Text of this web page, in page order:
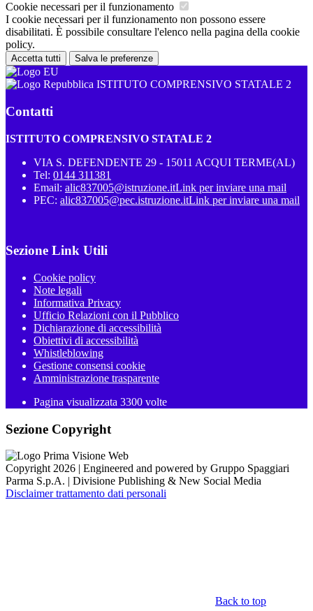
Cookie necessari per il funzionamento
I cookie necessari per il funzionamento non possono essere
disabilitati. È possibile consultare l'elenco nella pagina della cookie
policy.
Accetta tutti Salva le preferenze
ISTITUTO COMPRENSIVO STATALE 2
Contatti
ISTITUTO COMPRENSIVO STATALE 2
VIA S. DEFENDENTE 29 - 15011 ACQUI TERME(AL)
Tel: 0144 311381
Email: alic837005@istruzione.itLink per inviare una mail
PEC: alic837005@pec.istruzione.itLink per inviare una mail
Sezione Link Utili
Cookie policy
Note legali
Informativa Privacy
Ufficio Relazioni con il Pubblico
Dichiarazione di accessibilità
Obiettivi di accessibilità
Whistleblowing
Gestione consensi cookie
Amministrazione trasparente
Pagina visualizzata 3300 volte
Sezione Copyright
Copyright 2026 | Engineered and powered by Gruppo Spaggiari
Parma S.p.A. | Divisione Publishing & New Social Media
Disclaimer trattamento dati personali
Back to top